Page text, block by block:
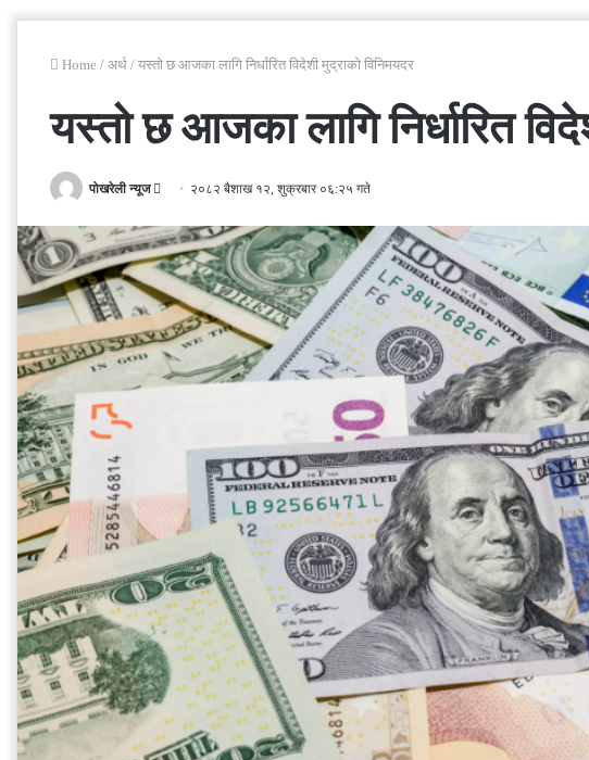
Home / अर्थ / यस्तो छ आजका लागि निर्धारित विदेशी मुद्राको विनिमयदर
यस्तो छ आजका लागि निर्धारित
पोखरेली न्यूज
Send
email
२०८२ बैशाख १२, शुक्रबार ०६:२५ गते